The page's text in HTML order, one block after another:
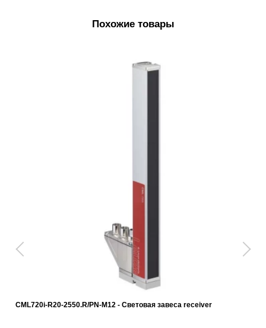
Похожие товары
CML720i-R20-2550.R/PN-M12 - Световая завеса receiver